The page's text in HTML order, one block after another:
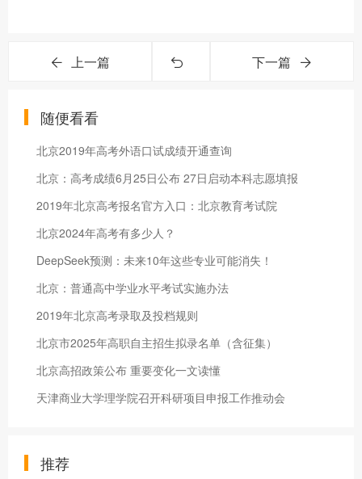
上一篇 下一篇
随便看看
北京2019年高考外语口试成绩开通查询
北京：高考成绩6月25日公布 27日启动本科志愿填报
2019年北京高考报名官方入口：北京教育考试院
北京2024年高考有多少人？
DeepSeek预测：未来10年这些专业可能消失！
北京：普通高中学业水平考试实施办法
2019年北京高考录取及投档规则
北京市2025年高职自主招生拟录名单（含征集）
北京高招政策公布 重要变化一文读懂
天津商业大学理学院召开科研项目申报工作推动会
推荐